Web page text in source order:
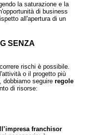
la saturazione e la
di business
all'apertura di un
SENZA
rischi è possibile.
o il progetto più
dobbiamo seguireregole
di risorse:
franchisor